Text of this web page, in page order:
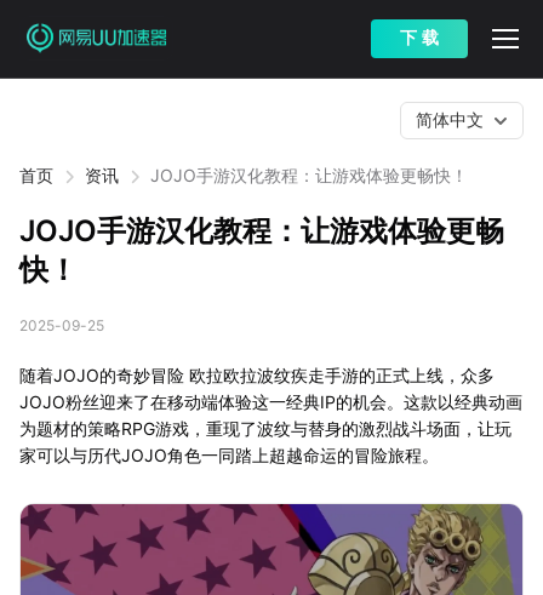
下 载
首页 资讯 JOJO手游汉化教程：让游戏体验更畅快！
简体中文
JOJO手游汉化教程：让游戏体验更畅
快！
2025-09-25
随着JOJO的奇妙冒险 欧拉欧拉波纹疾走手游的正式上线，众多
JOJO粉丝迎来了在移动端体验这一经典IP的机会。这款以经典动画
为题材的策略RPG游戏，重现了波纹与替身的激烈战斗场面，让玩
家可以与历代JOJO角色一同踏上超越命运的冒险旅程。